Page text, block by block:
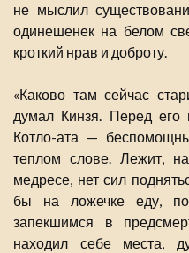
не мыслил
одинешенек на белом
кроткий нрав и доброту.
«Каково там сейчас
думал Кинзя. Перед
Котло-ата —
теплом слове. Лежит,
медресе, нет сил
бы на ложечке еду,
запекшимся в
находил себе места,